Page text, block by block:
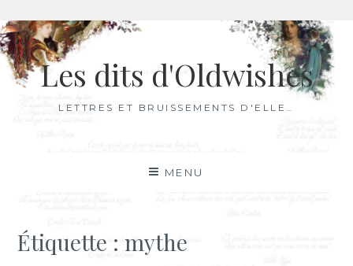
Aller
au
contenuLes dits d'Oldwishes
LETTRES ET BRUISSEMENTS D'ELLE…
MENU
Étiquette :mythe